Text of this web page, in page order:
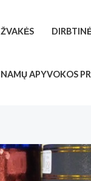
ŽVAKĖS
NAMŲ APYVOKOS